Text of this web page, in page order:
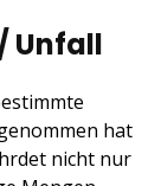
Unfall
hat
nicht nur